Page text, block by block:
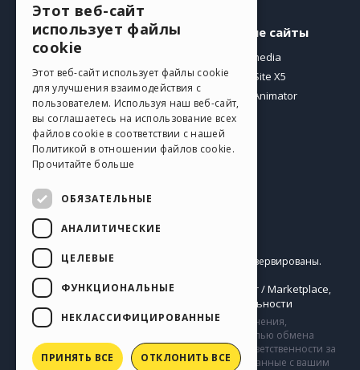
Профиль
Мои посты
Мои лицензии
Загрузить
Веб-хостинг
Мои кредиты
Другие сайты
Incomedia
WebSite X5
WebAnimator
Pусский
Copyright © 2026Incomedia s.r.l.
Все права зарезервированы.
P.IVA IT07514640015
Правила Использования WebSite X5:
Help Center / Marketplace,
Политика конфиденциальности
Сайт содержит информацию, комментарии и мнения,
загруженные его пользователями и создан с целью обмена
информацией. Компания Incomedia не несет ответственности за
комментарии и поведение третьих сторон, связанные с вашим
GERMAN
SPANISH
PORTUGUESE
POLISH
Этот веб-сайт
использует файлы
cookie
Этот веб-сайт использует файлы cookie
для улучшения взаимодействия с
пользователем. Используя наш веб-сайт,
вы соглашаетесь на использование всех
файлов cookie в соответствии с нашей
Политикой в ​​отношении файлов cookie.
Прочитайте больше
ОБЯЗАТЕЛЬНЫЕ
АНАЛИТИЧЕСКИЕ
ЦЕЛЕВЫЕ
ФУНКЦИОНАЛЬНЫЕ
НЕКЛАССИФИЦИРОВАННЫЕ
ПРИНЯТЬ ВСЕ ОТКЛОНИТЬ ВСЕ